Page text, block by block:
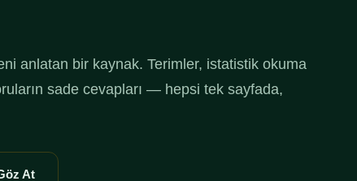
anlatan bir kaynak. Terimler, istatistik okuma
sade cevapları — hepsi tek sayfada,
At